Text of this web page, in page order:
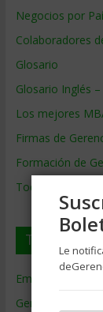
Negocios por
Colaboradores
Glosario
Glosario Inglés
Los mejores
Firmas de
Formación de
Todos los Temas
Temas de
Empresas de
Gerencia
Le